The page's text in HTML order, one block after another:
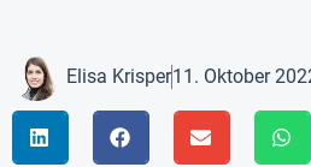
Elisa Krisper11. Oktober